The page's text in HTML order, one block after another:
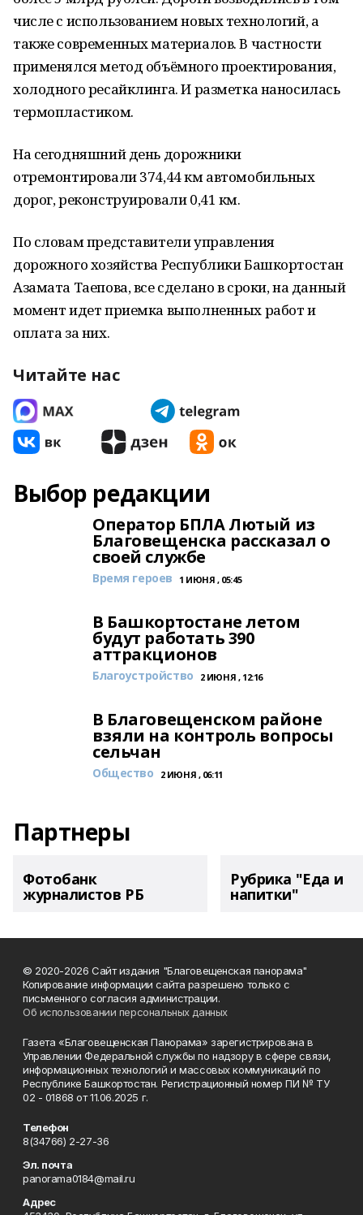
числе с использованием новых технологий, а
также современных материалов. В частности
применялся метод объёмного проектирования,
холодного ресайклинга. И разметка наносилась
термопластиком.
На сегодняшний день дорожники
отремонтировали 374,44 км автомобильных
дорог, реконструировали 0,41 км.
По словам представители управления
дорожного хозяйства Республики Башкортостан
Азамата Таепова, все сделано в сроки, на данный
момент идет приемка выполненных работ и
оплата за них.
Читайте нас
Выбор редакции
Оператор БПЛА Лютый из
Благовещенска рассказал о
своей службе
Время героев 1 ИЮНЯ , 05:45
В Башкортостане летом
будут работать 390
аттракционов
Благоустройство 2 ИЮНЯ , 12:16
В Благовещенском районе
взяли на контроль вопросы
сельчан
Общество 2 ИЮНЯ , 06:11
Партнеры
Фотобанк
журналистов РБ
Рубрика "Еда и
напитки"
© 2020-2026 Сайт издания "Благовещенская панорама"
Копирование информации сайта разрешено только с
письменного согласия администрации.
Об использовании персональных данных
Газета «Благовещенская Панорама» зарегистрирована в
Управлении Федеральной службы по надзору в сфере связи,
информационных технологий и массовых коммуникаций по
Республике Башкортостан. Регистрационный номер ПИ № ТУ
02 - 01868 от 11.06.2025 г.
Телефон
8(34766) 2-27-36
Эл. почта
panorama0184@mail.ru
Адрес